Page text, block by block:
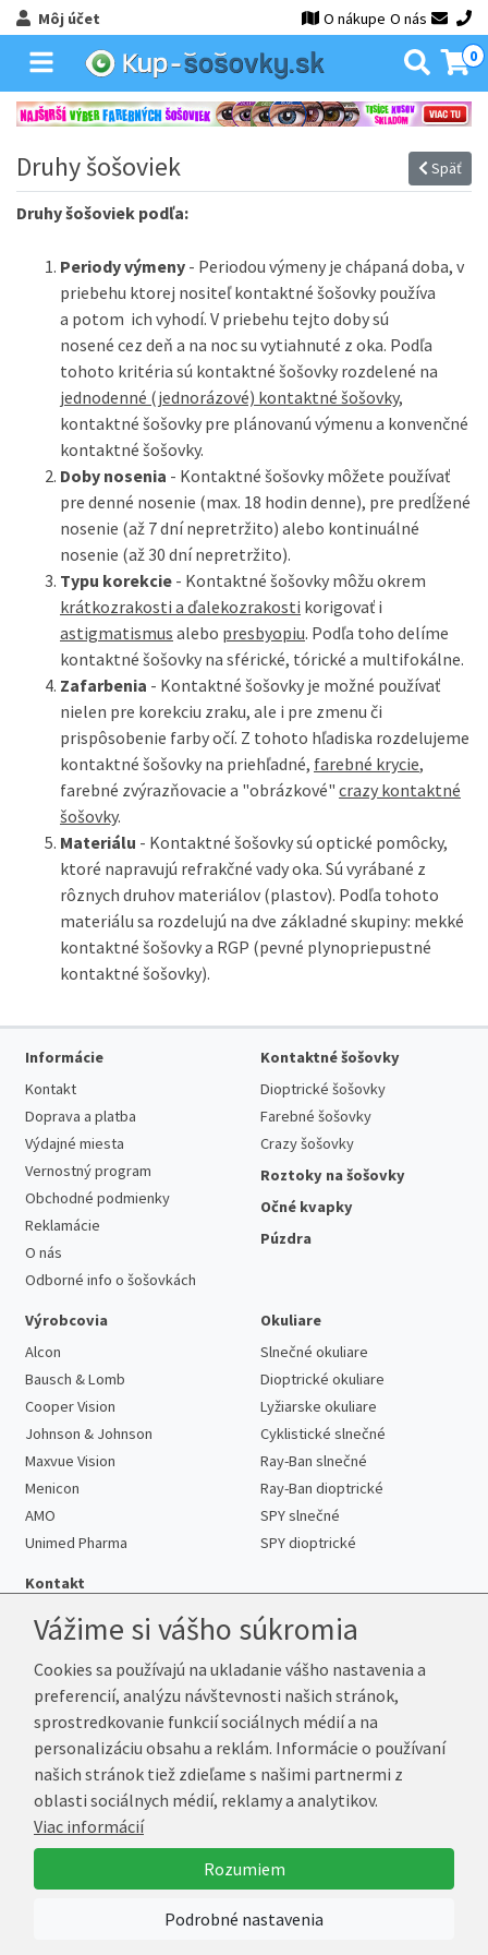
Môj účet O nákupe O nás
0
Druhy šošoviek Späť
Druhy šošoviek podľa:
Periody výmeny - Periodou výmeny je chápaná doba, v
priebehu ktorej nositeľ kontaktné šošovky používa
a potom ich vyhodí. V priebehu tejto doby sú
nosené cez deň a na noc su vytiahnuté z oka. Podľa
tohoto kritéria sú kontaktné šošovky rozdelené na
jednodenné (jednorázové) kontaktné šošovky,
kontaktné šošovky pre plánovanú výmenu a konvenčné
kontaktné šošovky.
Doby nosenia - Kontaktné šošovky môžete používať
pre denné nosenie (max. 18 hodin denne), pre predĺžené
nosenie (až 7 dní nepretržito) alebo kontinuálné
nosenie (až 30 dní nepretržito).
Typu korekcie - Kontaktné šošovky môžu okrem
krátkozrakosti a ďalekozrakosti korigovať i
astigmatismus alebo presbyopiu. Podľa toho delíme
kontaktné šošovky na sférické, tórické a multifokálne.
Zafarbenia - Kontaktné šošovky je možné používať
nielen pre korekciu zraku, ale i pre zmenu či
prispôsobenie farby očí. Z tohoto hľadiska rozdelujeme
kontaktné šošovky na priehľadné, farebné krycie,
farebné zvýrazňovacie a "obrázkové" crazy kontaktné
šošovky.
Materiálu - Kontaktné šošovky sú optické pomôcky,
ktoré napravujú refrakčné vady oka. Sú vyrábané z
rôznych druhov materiálov (plastov). Podľa tohoto
materiálu sa rozdelujú na dve základné skupiny: mekké
kontaktné šošovky a RGP (pevné plynopriepustné
kontaktné šošovky).
Informácie
Kontakt
Doprava a platba
Výdajné miesta
Vernostný program
Obchodné podmienky
Reklamácie
O nás
Odborné info o šošovkách
Kontaktné šošovky
Dioptrické šošovky
Farebné šošovky
Crazy šošovky
Roztoky na šošovky
Očné kvapky
Púzdra
Výrobcovia
Alcon
Bausch & Lomb
Cooper Vision
Johnson & Johnson
Maxvue Vision
Menicon
AMO
Unimed Pharma
Okuliare
Slnečné okuliare
Dioptrické okuliare
Lyžiarske okuliare
Cyklistické slnečné
Ray-Ban slnečné
Ray-Ban dioptrické
SPY slnečné
SPY dioptrické
Kontakt
Telefón:+421 222 205 863
E-mail:info@kup-sosovky.sk
Reklamačná adresa
Andrea Votavová
Revoluční 1017
290 01 Poděbrady
Česká republika
VytvorilMarek Kebza
Vážime si vášho súkromia
Cookies sa používajú na ukladanie vášho nastavenia a
preferencií, analýzu návštevnosti našich stránok,
sprostredkovanie funkcií sociálnych médií a na
personalizáciu obsahu a reklám. Informácie o používaní
našich stránok tiež zdieľame s našimi partnermi z
oblasti sociálnych médií, reklamy a analytikov.
Viac informácií
Rozumiem
Podrobné nastavenia